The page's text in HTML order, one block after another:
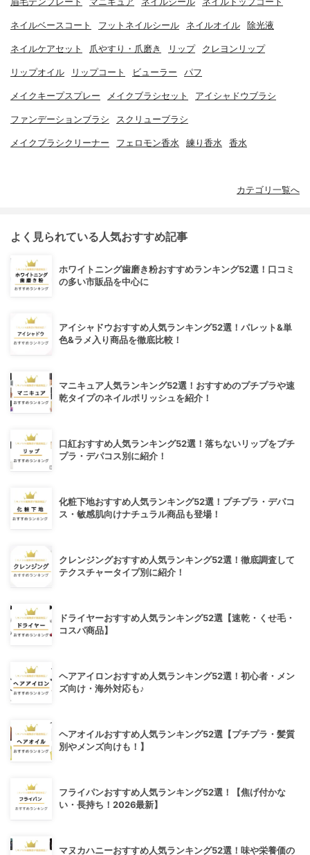
ネイルベースコート フットネイルシール ネイルオイル 除光液
ネイルケアセット 爪やすり・爪磨き リップ クレヨンリップ
リップオイル リップコート ビューラー パフ
メイクキープスプレー メイクブラシセット アイシャドウブラシ
ファンデーションブラシ スクリューブラシ
メイクブラシクリーナー フェロモン香水 練り香水 香水
カテゴリ一覧へ
よく見られている人気おすすめ記事
ホワイトニング歯磨き粉おすすめランキング52選！口コミ
の多い市販品を中心に
アイシャドウおすすめ人気ランキング52選！パレット&単
色&ラメ入り商品を徹底比較！
マニキュア人気ランキング52選！おすすめのプチプラや速
乾タイプのネイルポリッシュを紹介！
口紅おすすめ人気ランキング52選！落ちないリップをプチ
プラ・デパコス別に紹介！
化粧下地おすすめ人気ランキング52選！プチプラ・デパコ
ス・敏感肌向けナチュラル商品も登場！
クレンジングおすすめ人気ランキング52選！徹底調査して
テクスチャータイプ別に紹介！
ドライヤーおすすめ人気ランキング52選【速乾・くせ毛・
コスパ商品】
ヘアアイロンおすすめ人気ランキング52選！初心者・メン
ズ向け・海外対応も♪
ヘアオイルおすすめ人気ランキング52選【プチプラ・髪質
別やメンズ向けも！】
フライパンおすすめ人気ランキング52選！【焦げ付かな
い・長持ち！2026最新】
マヌカハニーおすすめ人気ランキング52選！味や栄養価の